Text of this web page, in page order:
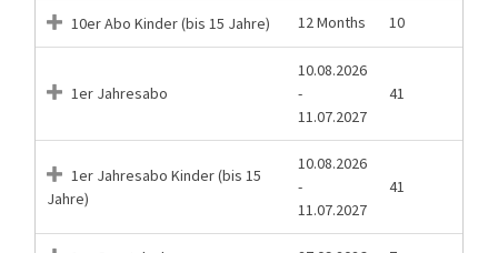
10er Abo Kinder (bis 15 Jahre) 12 Months 10
1er Jahresabo
10.08.2026
-
11.07.2027
41
1er Jahresabo Kinder (bis 15
Jahre)
10.08.2026
-
11.07.2027
41